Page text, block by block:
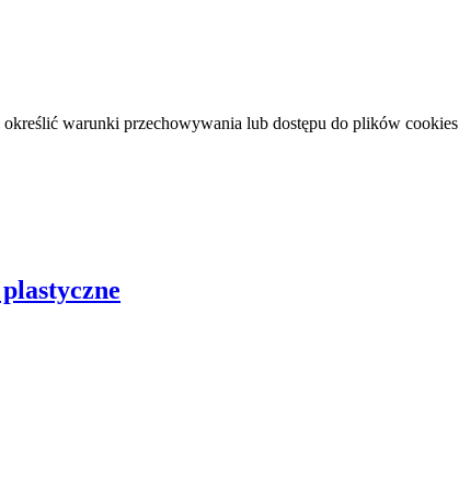
określić warunki przechowywania lub dostępu do plików cookies